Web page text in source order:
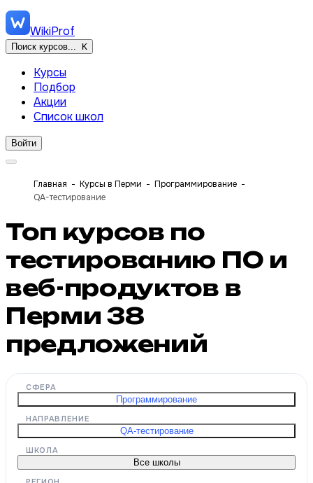
WikiProf
Поиск курсов... K
Курсы
Подбор
Акции
Список школ
Войти
Главная Курсы в Перми
Программирование
QA-тестирование
Топ курсов по
тестированию ПО и
веб-продуктов в
Перми38
предложений
СФЕРА
Программирование
НАПРАВЛЕНИЕ
QA-тестирование
ШКОЛА
Все школы